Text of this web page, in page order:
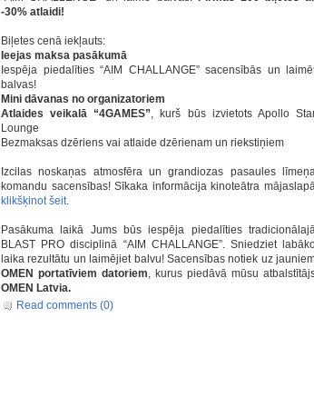
-30% atlaidi!
Biļetes cenā iekļauts:
Ieejas maksa pasākumā
Iespēja piedalīties “AIM CHALLANGE” sacensībās un
balvas!
Mini dāvanas no organizatoriem
Atlaides veikalā “4GAMES” , kurš būs izvietots Apollo
Lounge
Bezmaksas dzēriens vai atlaide dzērienam un riekstiņiem
Izcilas noskaņas atmosfēra un grandiozas pasaules līmeņa
komandu sacensības! Sīkaka informācija kinoteātra mājaslapā
klikšķinot šeit.
Pasākuma laikā Jums būs iespēja piedalīties tradicionālajā
BLAST PRO disciplinā “AIM CHALLANGE”. Sniedziet
laika rezultātu un laimējiet balvu! Sacensības notiek uz
OMEN portatīviem datoriem , kurus piedāvā mūsu
OMEN Latvia.
Read comments (0)